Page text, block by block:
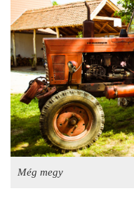
Még megy